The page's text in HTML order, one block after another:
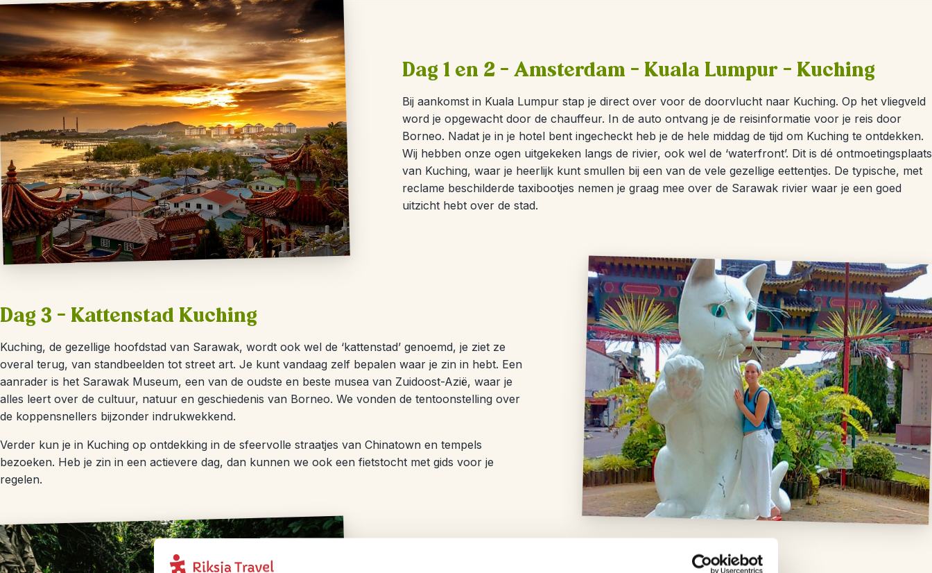
Dag 1 en 2 – Amsterdam – Kuala Lumpur – Kuching
Bij aankomst in Kuala Lumpur stap je direct over voor de doorvlucht naar Kuching. Op het vliegveld
word je opgewacht door de chauffeur. In de auto ontvang je de reisinformatie voor je reis door
Borneo. Nadat je in je hotel bent ingecheckt heb je de hele middag de tijd om Kuching te ontdekken.
Wij hebben onze ogen uitgekeken langs de rivier, ook wel de ‘waterfront’. Dit is dé ontmoetingsplaats
van Kuching, waar je heerlijk kunt smullen bij een van de vele gezellige eettentjes. De typische, met
reclame beschilderde taxibootjes nemen je graag mee over de Sarawak rivier waar je een goed
uitzicht hebt over de stad.
Dag 3 – Kattenstad Kuching
Kuching, de gezellige hoofdstad van Sarawak, wordt ook wel de ‘kattenstad’ genoemd, je ziet ze
overal terug, van standbeelden tot street art. Je kunt vandaag zelf bepalen waar je zin in hebt. Een
aanrader is het Sarawak Museum, een van de oudste en beste musea van Zuidoost-Azië, waar je
alles leert over de cultuur, natuur en geschiedenis van Borneo. We vonden de tentoonstelling over
de koppensnellers bijzonder indrukwekkend.
Verder kun je in Kuching op ontdekking in de sfeervolle straatjes van Chinatown en tempels
bezoeken. Heb je zin in een actievere dag, dan kunnen we ook een fietstocht met gids voor je
regelen.
Dag 4 – Bamboo rafting met de Bidayuh